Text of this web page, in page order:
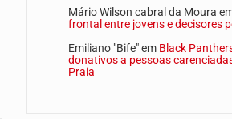
Mário Wilson cabral da Moura
frontal entre jovens e decisores
Emiliano "Bife"em Black
donativos a pessoas
Praia